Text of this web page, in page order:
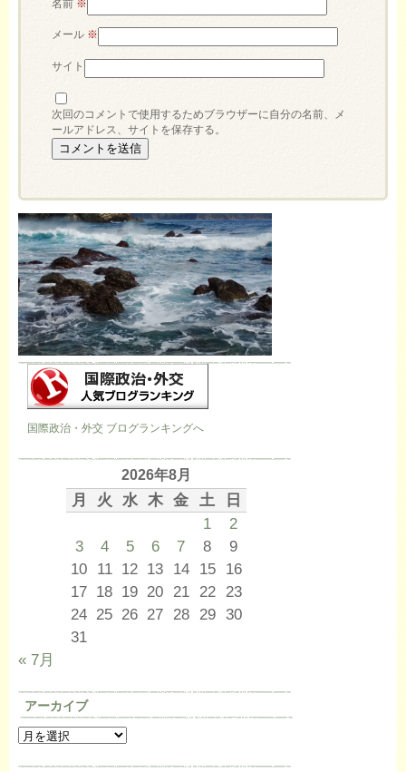
名前 ※
メール ※
サイト
次回のコメントで使用するためブラウザーに自分の名前、メ
ールアドレス、サイトを保存する。
国際政治・外交 ブログランキングへ
2026年8月
月 火 水 木 金 土
日
1
2
3
4 5 6 7 8
9
10 11 12 13 14 15
16
17 18 19 20 21 22
23
24 25 26 27 28 29 30
31
« 7月
アーカイブ